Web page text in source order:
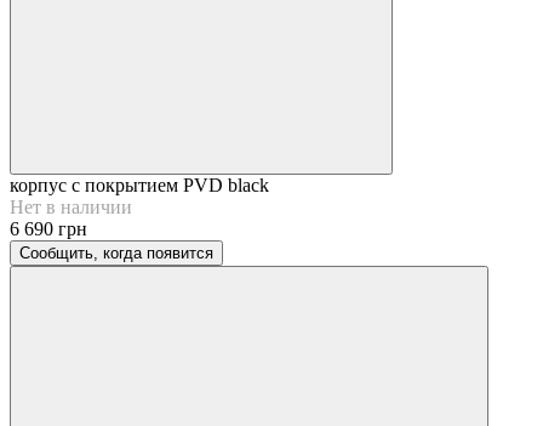
корпус с покрытием PVD black
Нет в наличии
6 690 грн
Сообщить, когда появится